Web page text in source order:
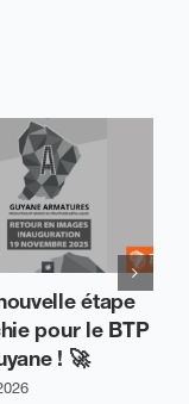
étape
pour le BTP
! 🚀